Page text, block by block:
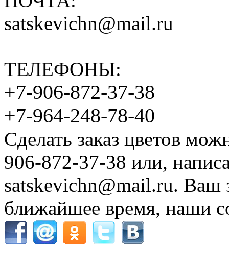
satskevichn@mail.ru
ТЕЛЕФОНЫ:
+7-906-872-37-38
+7-964-248-78-40
Сделать заказ цветов
906-872-37-38 или,
satskevichn@mail.ru. Ваш
ближайшее время, наши